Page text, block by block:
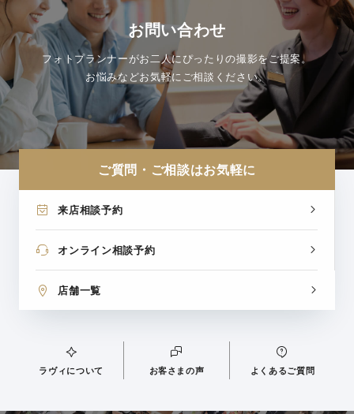
お問い合わせ
フォトプランナーがお二人にぴったりの撮影をご提案。
お悩みなどお気軽にご相談ください。
ご質問・ご相談はお気軽に
来店相談予約
オンライン相談予約
店舗一覧
ラヴィについて お客さまの声 よくあるご質問